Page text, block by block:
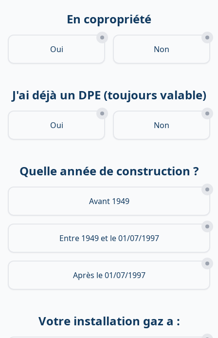
En copropriété
Oui Non
J'ai déjà un DPE (toujours valable)
Oui Non
Quelle année de construction ?
Avant 1949
Entre 1949 et le 01/07/1997
Après le 01/07/1997
Votre installation gaz a :